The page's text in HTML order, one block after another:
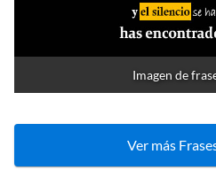
Imagen de
Ver más